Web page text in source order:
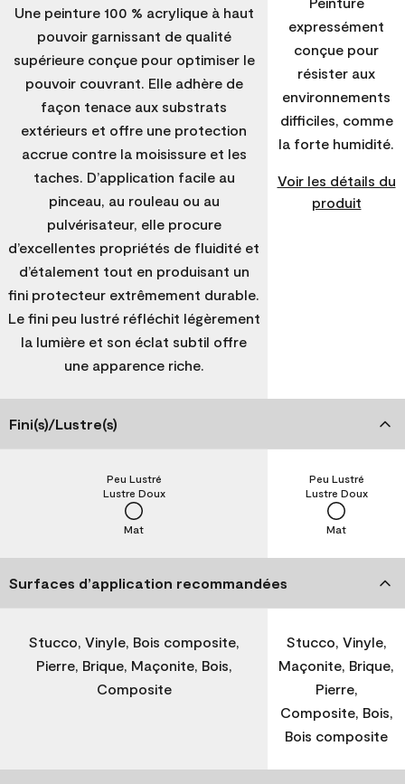
Une peinture 100 % acrylique à haut
pouvoir garnissant de qualité
supérieure conçue pour optimiser le
pouvoir couvrant. Elle adhère de
façon tenace aux substrats
extérieurs et offre une protection
accrue contre la moisissure et les
taches. D’application facile au
pinceau, au rouleau ou au
pulvérisateur, elle procure
d’excellentes propriétés de fluidité et
d’étalement tout en produisant un
fini protecteur extrêmement durable.
Le fini peu lustré réfléchit légèrement
la lumière et son éclat subtil offre
une apparence riche.
expressément
conçue pour
résister aux
environnements
difficiles, comme
la forte humidité.
Voir les détails du
produit
Fini(s)/Lustre(s)
Mat
Lustre Doux
Peu Lustré
Mat
Lustre Doux
Peu Lustré
Surfaces d’application recommandées
Stucco, Vinyle, Bois composite,
Pierre, Brique, Maçonite, Bois,
Composite
Stucco, Vinyle,
Maçonite, Brique,
Pierre,
Composite, Bois,
Bois composite